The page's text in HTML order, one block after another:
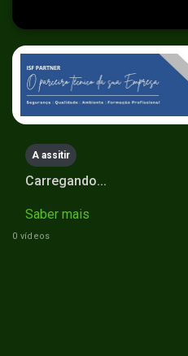
A assitir
Carregando...
Saber mais
0 vídeos